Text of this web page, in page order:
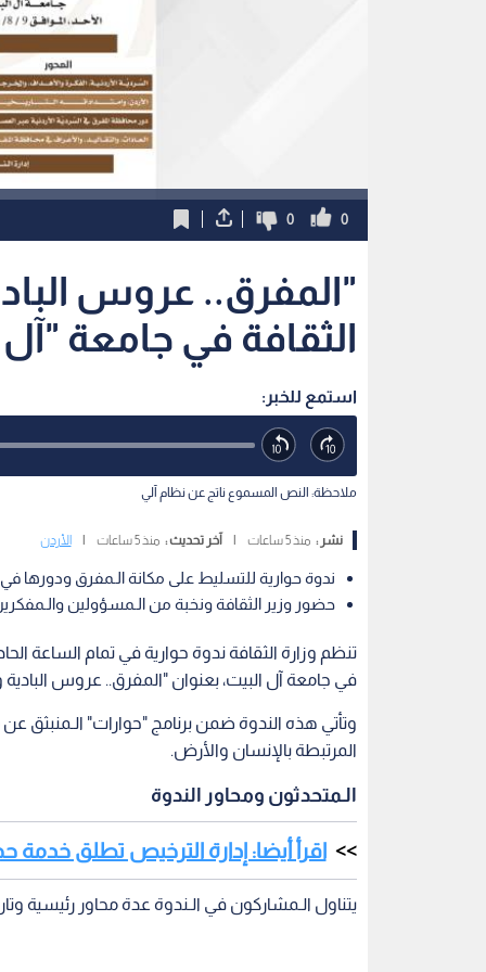
0
0
"المفرق.. عروس
الثقافة في جامعة "آل
استمع للخبر:
ملاحظة: النص المسموع ناتج عن نظام آلي
نشر : منذ 5 ساعات | آخر تحديث : منذ 5 ساعات | الأردن
ندوة حوارية للتسليط على مكانة الـمفرق ودورها في
حضور وزير الثقافة ونخبة من الـمسؤولين
تنظم وزارة الثقافة ندوة حوارية في تمام الساعة
في جامعة آل البيت، بعنوان "المفرق.. عروس البادية
وتأتي هذه الندوة ضمن برنامج "حوارات" الـمنبثق عن
المرتبطة بالإنسان والأرض.
الـمتحدثون ومحاور الندوة
اقرأ أيضا: إدارة الترخيص تطلق خدمة
يتناول الـمشاركون في الـندوة عدة محاور رئيسية